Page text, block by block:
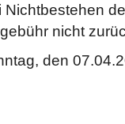
nicht
den